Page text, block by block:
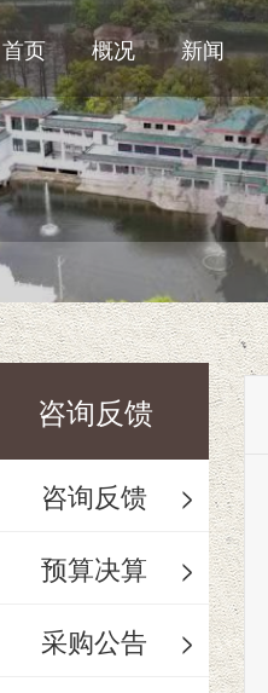
首页 概况 新闻
咨询反馈
咨询反馈
>
预算决算
>
采购公告
>